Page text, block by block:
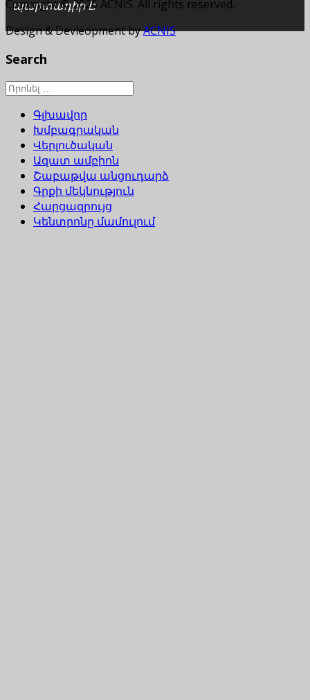
պարտադիր է:
Copyright © 2026 ACNIS. All rights reserved.
Design & Devleopment byACNIS
Search
Գլխավոր
Խմբագրական
Վերլուծական
Ազատ ամբիոն
Շաբաթվա անցուդարձ
Գրքի մեկնություն
Հարցազրույց
Կենտրոնը մամուլում